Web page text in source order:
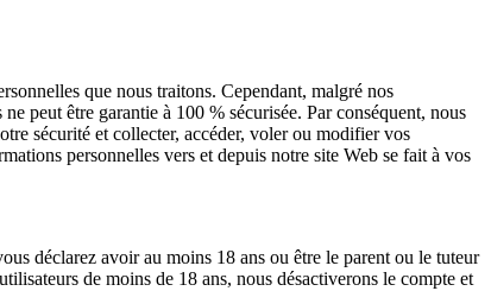
que nous traitons. Cependant, malgré nos
peut être garantie à 100 % sécurisée. Par conséquent, nous
sécurité et collecter, accéder, voler ou modifier vos
personnelles vers et depuis notre site Web se fait à vos
déclarez avoir au moins 18 ans ou être le parent ou le tuteur
de moins de 18 ans, nous désactiverons le compte et